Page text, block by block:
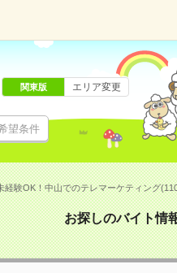
望条件
関東版 エリア変更
経験OK！中山でのテレマーケティング
お探しのバイト情